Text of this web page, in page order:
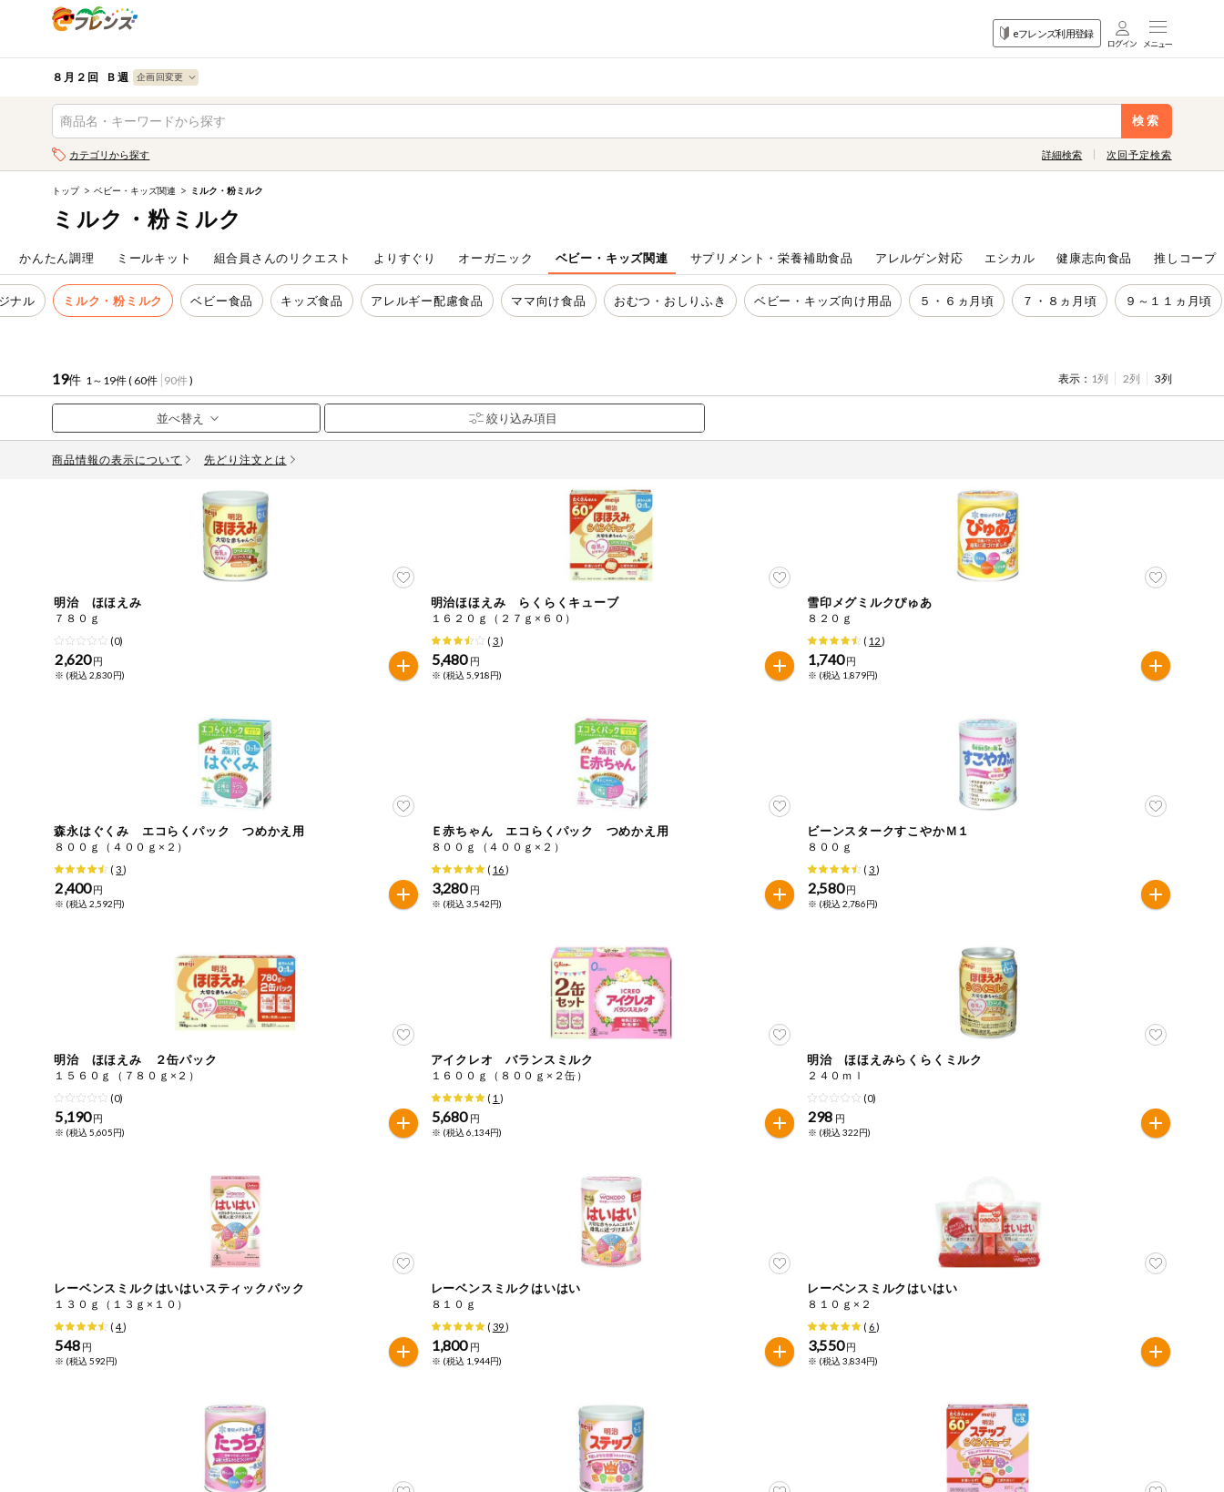
eフレンズ利用登録
ログイン
生協加入はこちら
登録から開始まで
注文番号注文
お気に入り注文
注文履歴注文
人気カテゴリ
食品から探す
毎週自動お届け商品
毎週自動お届け商品を確認する
いつでも注文（毎週企画）
専門ショップサイト
コープしがのサービス
アプリのダウンロード
PC版サイトを表示
８月２回 Ｂ週
検索
果物
肉・ハム・ソ
ーセージ
魚介・加工品
米・雑穀など
パン・ジャム
豆腐・納豆・
こんにゃく
など
麺類
おやつ
飲料
ーパー
コスメ＆ボデ
ィケア
ベビー
果物すべて
カテゴリから探す 詳細検索
検索条件を指定してください。全項目に条件を指定しなくても検索できます。
キーワード
キーワードをすべて含む
いずれかのキーワードを含む
メーカー名
カテゴリ
特定原材料と特定原材料に準ずるものが含まれていない商品を検索できます。
特定原材料
小麦 落花生 えび
あわび カシューナッツ ごま
もも りんご
アレルゲン情報は、商品企画時の情報のため、ご使用前には必ず商品パッケージの表示をご確認ください。
特定原材料に準ずるものは、お取引先から情報提供のあった範囲でのお知らせです。
次回予定検索
トップ ベビー・キッズ関連 ミルク・粉ミルク
ミルク・粉ミルク
かんたん調理 ミールキット 組合員さんのリクエスト よりすぐり オーガニック ベビー・キッズ関連 サプリメント・栄養補助食品 アレルゲン対応 エシカル 健康志向食品 推しコープ
ナル ミルク・粉ミルク ベビー食品 キッズ食品 アレルギー配慮食品 ママ向け食品 おむつ・おしりふき ベビー・キッズ向け用品 ５・６ヵ月頃 ７・８ヵ月頃 ９～１１ヵ月頃
19件 1～19件 ( 60件 90件) 表示： 1列 2列 3列
商品情報の表示について 先どり注文とは
明治 ほほえみ
７８０ｇ
(0)
2,620 円
※ (税込 2,830円)
明治ほほえみ らくらくキューブ
１６２０ｇ（２７ｇ×６０）
( 3)
5,480 円
※ (税込 5,918円)
雪印メグミルクぴゅあ
８２０ｇ
( 12)
1,740 円
※ (税込 1,879円)
森永はぐくみ エコらくパック つめかえ用
８００ｇ（４００ｇ×２）
(3)
2,400 円
※ (税込 2,592円)
Ｅ赤ちゃん エコらくパック つめかえ用
８００ｇ（４００ｇ×２）
( 16)
3,280 円
※ (税込 3,542円)
ビーンスタークすこやかＭ１
８００ｇ
(3)
2,580 円
※ (税込 2,786円)
明治 ほほえみ ２缶パック
１５６０ｇ（７８０ｇ×２）
(0)
5,190 円
※ (税込 5,605円)
アイクレオ バランスミルク
１６００ｇ（８００ｇ×２缶）
( 1 )
5,680 円
※ (税込 6,134円)
明治 ほほえみらくらくミルク
２４０ｍｌ
(0)
298 円
※ (税込 322円)
レーベンスミルクはいはいスティックパック
１３０ｇ（１３ｇ×１０）
(4)
548 円
※ (税込 592円)
レーベンスミルクはいはい
８１０ｇ
( 39)
1,800 円
※ (税込 1,944円)
レーベンスミルクはいはい
８１０ｇ×２
( 6)
3,550 円
※ (税込 3,834円)